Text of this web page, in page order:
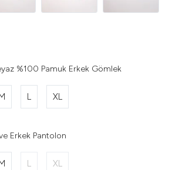
%100 Pamuk Erkek Gömlek
L XL
Erkek Pantolon
L XL